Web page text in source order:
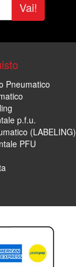
Vai!
Pneumatico
p.f.u.
(LABELING)
PFU